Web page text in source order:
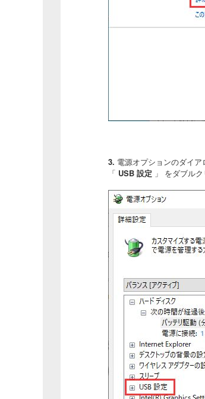
3. 電源オプションのダイア
「 USB 設定 」 をダブル